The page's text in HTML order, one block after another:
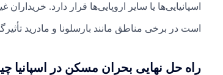
اسپانیایی‌ها یا سایر اروپایی‌ها قرار دارد.
است در برخی مناطق مانند بارسلونا و مادرید
راه حل نهایی بحران مسکن در اسپانیا